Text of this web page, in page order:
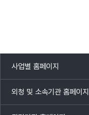
사업별 홈페이지
목록
열기
외청 및 소속기관 홈페이지
목록
열기